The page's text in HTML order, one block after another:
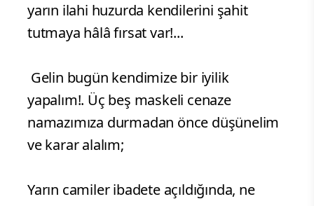
yarın ilahi huzurda kendilerini şahit
tutmaya hâlâ fırsat var!...
Gelin bugün kendimize bir iyilik
yapalım!. Üç beş maskeli cenaze
namazımıza durmadan önce düşünelim
ve karar alalım;
Yarın camiler ibadete açıldığında, ne